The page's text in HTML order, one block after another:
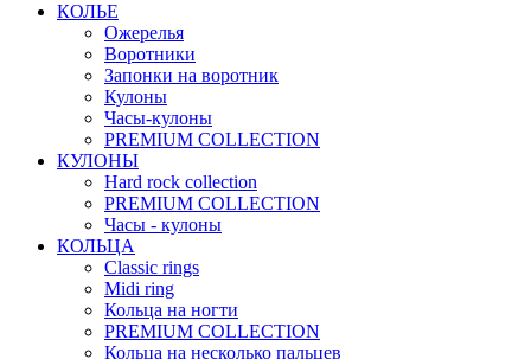
КОЛЬЕ
Ожерелья
Воротники
Запонки на воротник
Кулоны
Часы-кулоны
PREMIUM COLLECTION
КУЛОНЫ
Hard rock collection
PREMIUM COLLECTION
Часы - кулоны
КОЛЬЦА
Classic rings
Midi ring
Кольца на ногти
PREMIUM COLLECTION
Кольца на несколько пальцев